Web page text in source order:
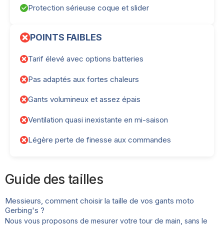
Protection sérieuse coque et slider
POINTS FAIBLES
Tarif élevé avec options batteries
Pas adaptés aux fortes chaleurs
Gants volumineux et assez épais
Ventilation quasi inexistante en mi-saison
Légère perte de finesse aux commandes
Guide des tailles
Messieurs, comment choisir la taille de vos gants moto
Gerbing's ?
Nous vous proposons de mesurer votre tour de main, sans le